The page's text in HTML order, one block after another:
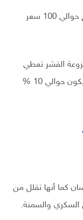
السعرات الحرارية في كوب المانجو الطازج حوالي 100 سعر
القشر تعطي
الجسم حوالي 200 سعره حرارية وهو ما يكون حوالي 10 %
كما أنها تقلل من
والسمنة.